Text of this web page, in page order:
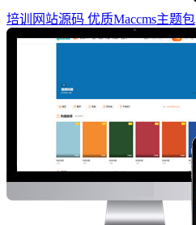
培训网站源码 优质Maccms主题包